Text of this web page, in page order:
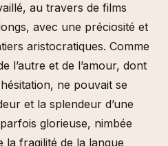
au travers de films
avec une préciosité et
aristocratiques. Comme
l’autre et de l’amour, dont
ne pouvait se
et la splendeur d’une
glorieuse, nimbée
la fragilité de la langue